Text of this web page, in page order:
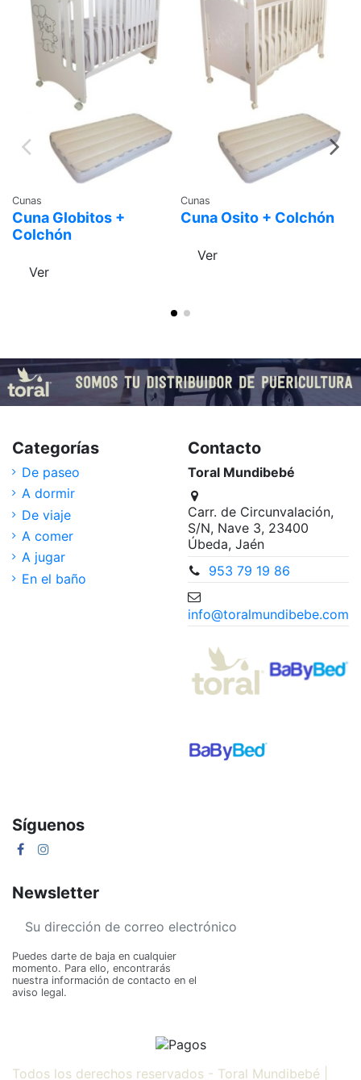
Cunas
Cuna Globitos +
Colchón
Ver
Cunas
Cuna Osito + Colchón
Ver
Categorías
De paseo
A dormir
De viaje
A comer
A jugar
En el baño
Contacto
Toral Mundibebé
Carr. de Circunvalación,
S/N, Nave 3, 23400
Úbeda, Jaén
953 79 19 86
info@toralmundibebe.com
Síguenos
Newsletter
Puedes darte de baja en cualquier
momento. Para ello, encontrarás
nuestra información de contacto en el
aviso legal.
Todos los derechos reservados - Toral Mundibebé |